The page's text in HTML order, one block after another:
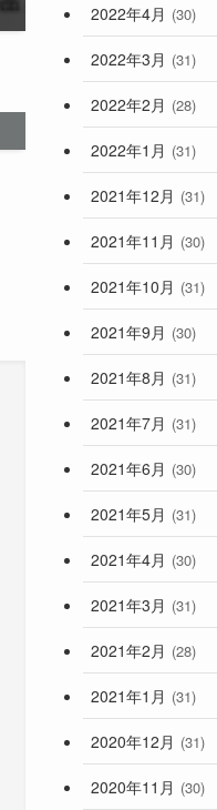
2022年4月 (30)
2022年3月 (31)
2022年2月 (28)
2022年1月 (31)
2021年12月 (31)
2021年11月 (30)
2021年10月 (31)
2021年9月 (30)
2021年8月 (31)
2021年7月 (31)
2021年6月 (30)
2021年5月 (31)
2021年4月 (30)
2021年3月 (31)
2021年2月 (28)
2021年1月 (31)
2020年12月 (31)
2020年11月 (30)